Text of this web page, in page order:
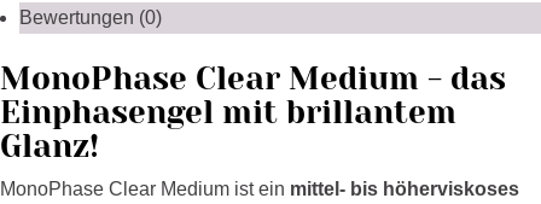
Bewertungen (0)
MonoPhase Clear Medium - das
Einphasengel mit brillantem
Glanz!
MonoPhase Clear Medium ist ein mittel- bis höherviskoses